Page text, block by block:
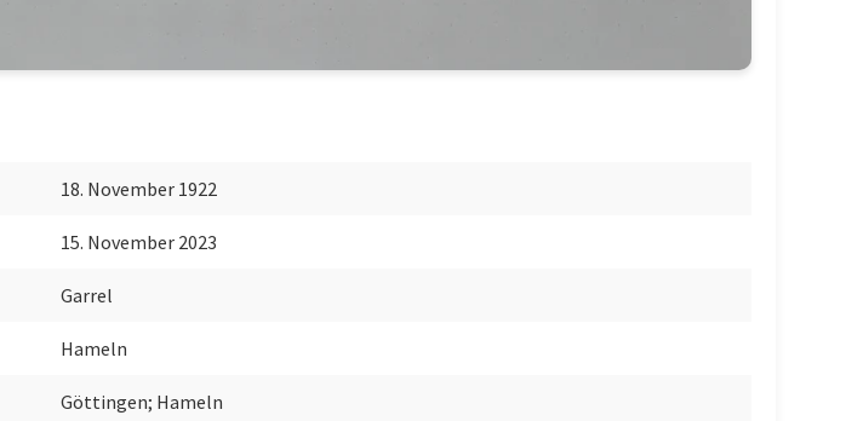
18. November 1922
15. November 2023
Garrel
Hameln
Göttingen; Hameln